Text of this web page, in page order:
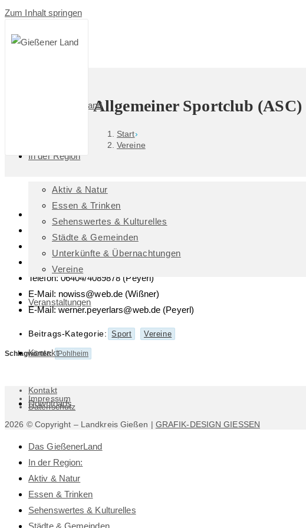
Zum Inhalt springen
Das GießenerLand
In der Region
Aktiv & Natur
Essen & Trinken
Sehenswertes & Kulturelles
Städte & Gemeinden
Unterkünfte & Übernachtungen
Vereine
Veranstaltungen
Kontakt
Downloads
Allgemeiner Sportclub (ASC)
Start›
Vereine
Ansprechpartner/-in: Werner Peyerl, Römerstraße 9, 35415 Pohlheim
Telefon: 06404/4089878 (Peyerl)
E-Mail: nowiss@web.de (Wißner)
E-Mail: werner.peyerlars@web.de (Peyerl)
Beitrags-Kategorie: Sport Vereine
Schlagwörter: Pohlheim
Kontakt
Impressum
Datenschutz
2026 © Copyright – Landkreis Gießen | GRAFIK-DESIGN GIESSEN
Das GießenerLand
In der Region:
Aktiv & Natur
Essen & Trinken
Sehenswertes & Kulturelles
Städte & Gemeinden